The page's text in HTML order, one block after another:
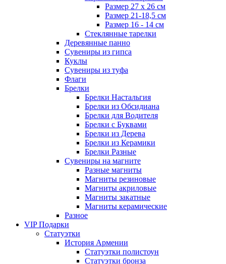
Размер 27 х 26 см
Размер 21-18,5 см
Размер 16 - 14 см
Стеклянные тарелки
Деревянные панно
Сувениры из гипса
Куклы
Сувениры из туфа
Флаги
Брелки
Брелки Настальгия
Брелки из Обсидиана
Брелки для Водителя
Брелки с Буквами
Брелки из Дерева
Брелки из Керамики
Брелки Разные
Сувениры на магните
Разные магниты
Магниты резиновые
Магниты акриловые
Магниты закатные
Магниты керамические
Разное
VIP Подарки
Статуэтки
История Армении
Статуэтки полистоун
Статуэтки бронза